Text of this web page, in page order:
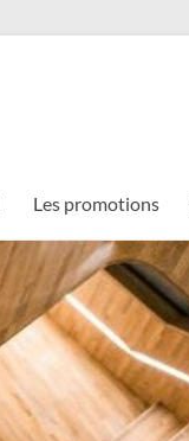
Les promotions